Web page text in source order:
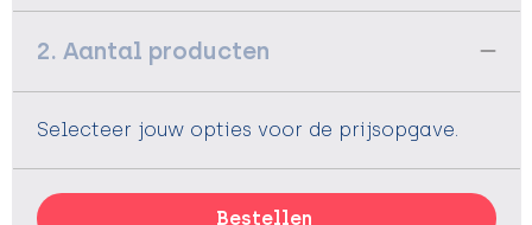
2. Aantal producten
Selecteer jouw opties voor de prijsopgave.
Bestellen